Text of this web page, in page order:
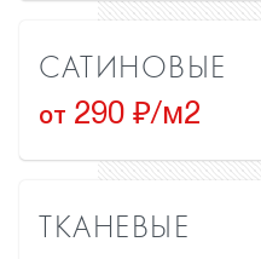
САТИНОВЫЕ
от 290 ₽/м2
ТКАНЕВЫЕ